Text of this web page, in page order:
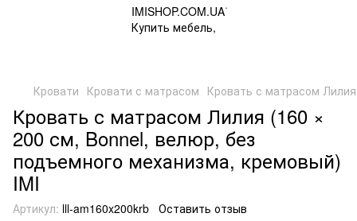
Кровати Кровати с матрасом Кровать с матрасом
Кровать с матрасом Лилия (160 ×
200 см, Bonnel, велюр, без
подъемного механизма, кремовый)
IMI
Артикул: lll-am160x200krb Оставить отзыв